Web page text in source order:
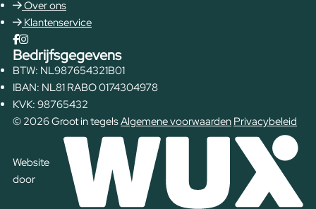
Over ons
Klantenservice
Bedrijfsgegevens
BTW: NL987654321B01
IBAN: NL81 RABO 0174304978
KVK: 98765432
© 2026 Groot in tegelsAlgemene voorwaarden Privacybeleid
Website
door